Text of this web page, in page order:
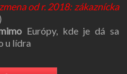
zmena od r. 2018: zákaznícka
Európy, kde je dá sa
u lídra